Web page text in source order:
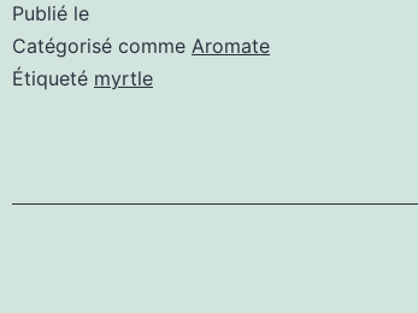
Publié le
Catégorisé comme Aromate
Étiqueté myrtle